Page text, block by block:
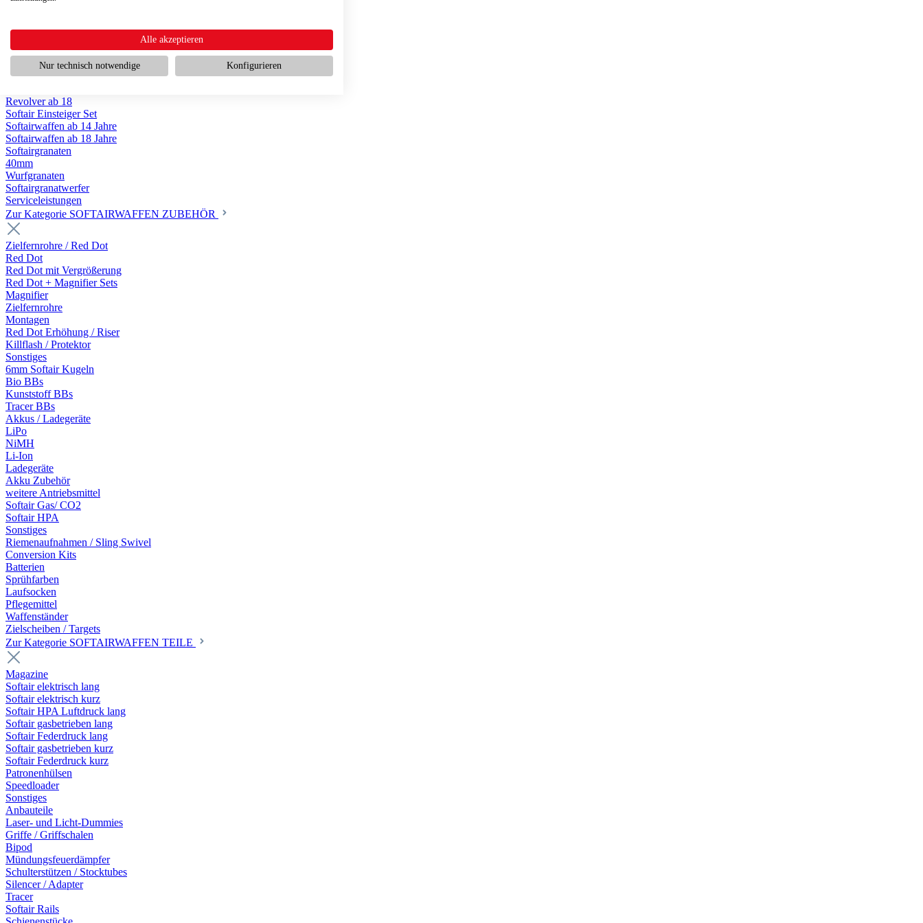
Scharfschützengewehr ab 18
Softair Pistolen
Softair Pistolen elektrisch ab 14
Softair Pistolen Federdruck ab 14
Softair Pistolen HPA Luftdruck ab 18
Revolver ab 18
Softair Einsteiger Set
Softairwaffen ab 14 Jahre
Softairwaffen ab 18 Jahre
Softairgranaten
40mm
Wurfgranaten
Softairgranatwerfer
Serviceleistungen
Zur Kategorie SOFTAIRWAFFEN ZUBEHÖR
Zielfernrohre / Red Dot
Red Dot
Red Dot mit Vergrößerung
Red Dot + Magnifier Sets
Magnifier
Zielfernrohre
Montagen
Red Dot Erhöhung / Riser
Killflash / Protektor
Sonstiges
6mm Softair Kugeln
Bio BBs
Kunststoff BBs
Tracer BBs
Akkus / Ladegeräte
LiPo
NiMH
Li-Ion
Ladegeräte
Akku Zubehör
weitere Antriebsmittel
Softair Gas/ CO2
Softair HPA
Sonstiges
Riemenaufnahmen / Sling Swivel
Conversion Kits
Batterien
Sprühfarben
Laufsocken
Pflegemittel
Waffenständer
Zielscheiben / Targets
Zur Kategorie SOFTAIRWAFFEN TEILE
Magazine
Softair elektrisch lang
Softair elektrisch kurz
Softair HPA Luftdruck lang
Softair gasbetrieben lang
Softair Federdruck lang
Softair gasbetrieben kurz
Softair Federdruck kurz
Patronenhülsen
Speedloader
Sonstiges
Anbauteile
Laser- und Licht-Dummies
Griffe / Griffschalen
Bipod
Mündungsfeuerdämpfer
Schulterstützen / Stocktubes
Silencer / Adapter
Tracer
Softair Rails
Alle akzeptieren
Nur technisch notwendige Konfigurieren